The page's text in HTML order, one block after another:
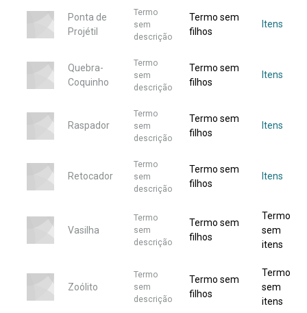
Ponta de
Projétil
Termo
sem
descrição
Termo sem
filhos
Itens
Quebra-
Coquinho
Termo
sem
descrição
Termo sem
filhos
Itens
Raspador
Termo
sem
descrição
Termo sem
filhos
Itens
Retocador
Termo
sem
descrição
Termo sem
filhos
Itens
Vasilha
Termo
sem
descrição
Termo sem
filhos
Termo
sem
itens
Zoólito
Termo
sem
descrição
Termo sem
filhos
Termo
sem
itens